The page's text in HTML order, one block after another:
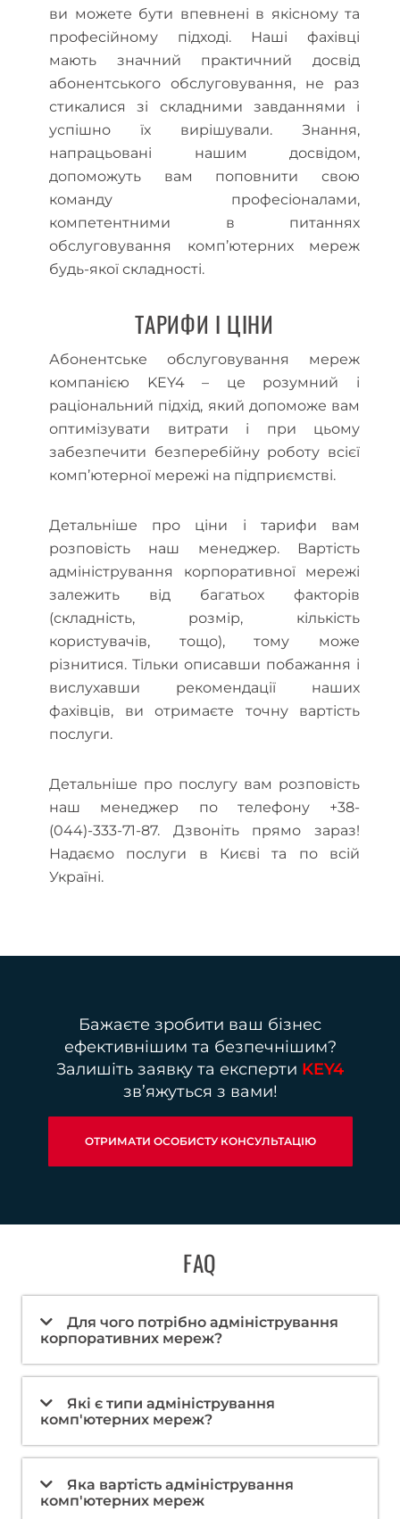
ви можете бути впевнені в якісному та
професійному підході. Наші фахівці
мають значний практичний досвід
абонентського обслуговування, не раз
стикалися зі складними завданнями і
успішно їх вирішували. Знання,
напрацьовані нашим досвідом,
допоможуть вам поповнити свою
команду професіоналами,
компетентними в питаннях
обслуговування комп’ютерних мереж
будь-якої складності.
ТАРИФИ І ЦІНИ
Абонентське обслуговування мереж
компанією KEY4 – це розумний і
раціональний підхід, який допоможе вам
оптимізувати витрати і при цьому
забезпечити безперебійну роботу всієї
комп’ютерної мережі на підприємстві.
Детальніше про ціни і тарифи вам
розповість наш менеджер. Вартість
адміністрування корпоративної мережі
залежить від багатьох факторів
(складність, розмір, кількість
користувачів, тощо), тому може
різнитися. Тільки описавши побажання і
вислухавши рекомендації наших
фахівців, ви отримаєте точну вартість
послуги.
Детальніше про послугу вам розповість
наш менеджер по телефону +38-
(044)-333-71-87. Дзвоніть прямо зараз!
Надаємо послуги в Києві та по всій
Україні.
Бажаєте зробити ваш бізнес
ефективнішим та безпечнішим?
Залишіть заявку та експерти KEY4
зв’яжуться з вами!
ОТРИМАТИ ОСОБИСТУ КОНСУЛЬТАЦІЮ
FAQ
Для чого потрібно адміністрування
корпоративних мереж?
Які є типи адміністрування
комп'ютерних мереж?
Яка вартість адміністрування
комп'ютерних мереж